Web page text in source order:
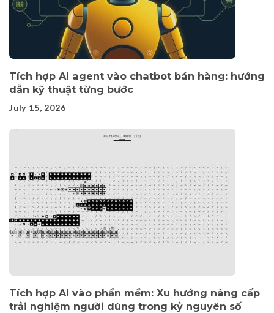
Tích hợp AI agent vào chatbot bán hàng: hướng
dẫn kỹ thuật từng bước
July 15, 2026
Tích hợp AI vào phần mềm: Xu hướng nâng cấp
trải nghiệm người dùng trong kỷ nguyên số